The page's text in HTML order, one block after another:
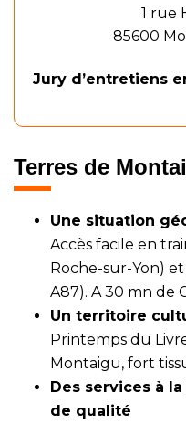
1 rue
85600
Jury d’entretiens
Terres de
Une situation
Accès facile en
Roche-sur-Yon)
A87). A 30 mn de
Un territoire
Printemps du
Montaigu, fort
Des services à
de qualité